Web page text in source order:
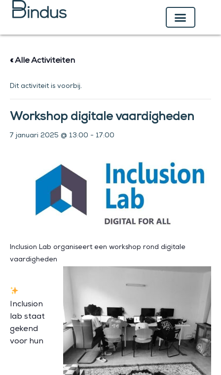
naar
« Alle Activiteiten
Dit activiteit is voorbij.
Workshop digitale vaardigheden
7 januari 2025 @ 13:00 - 17:00
Inclusion Lab organiseert een workshop rond digitale
vaardigheden
Inclusion
lab staat
gekend
voor hun